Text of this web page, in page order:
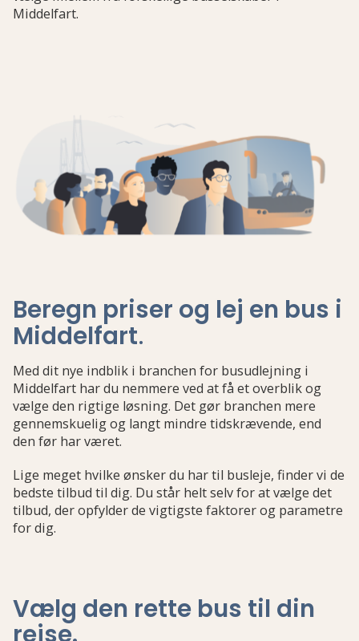
Middelfart.
Beregn priser og lej en bus i
Middelfart.
Med dit nye indblik i branchen for busudlejning i
Middelfart har du nemmere ved at få et overblik og
vælge den rigtige løsning. Det gør branchen mere
gennemskuelig og langt mindre tidskrævende, end
den før har været.
Lige meget hvilke ønsker du har til busleje, finder vi de
bedste tilbud til dig. Du står helt selv for at vælge det
tilbud, der opfylder de vigtigste faktorer og parametre
for dig.
Vælg den rette bus til din
rejse.